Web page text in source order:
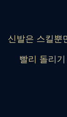
신발은 스킬뿐
빨리 돌리